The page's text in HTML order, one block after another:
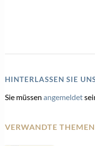
HINTERLASSEN SIE
Sie müssen angemeldet
VERWANDTE THEMEN